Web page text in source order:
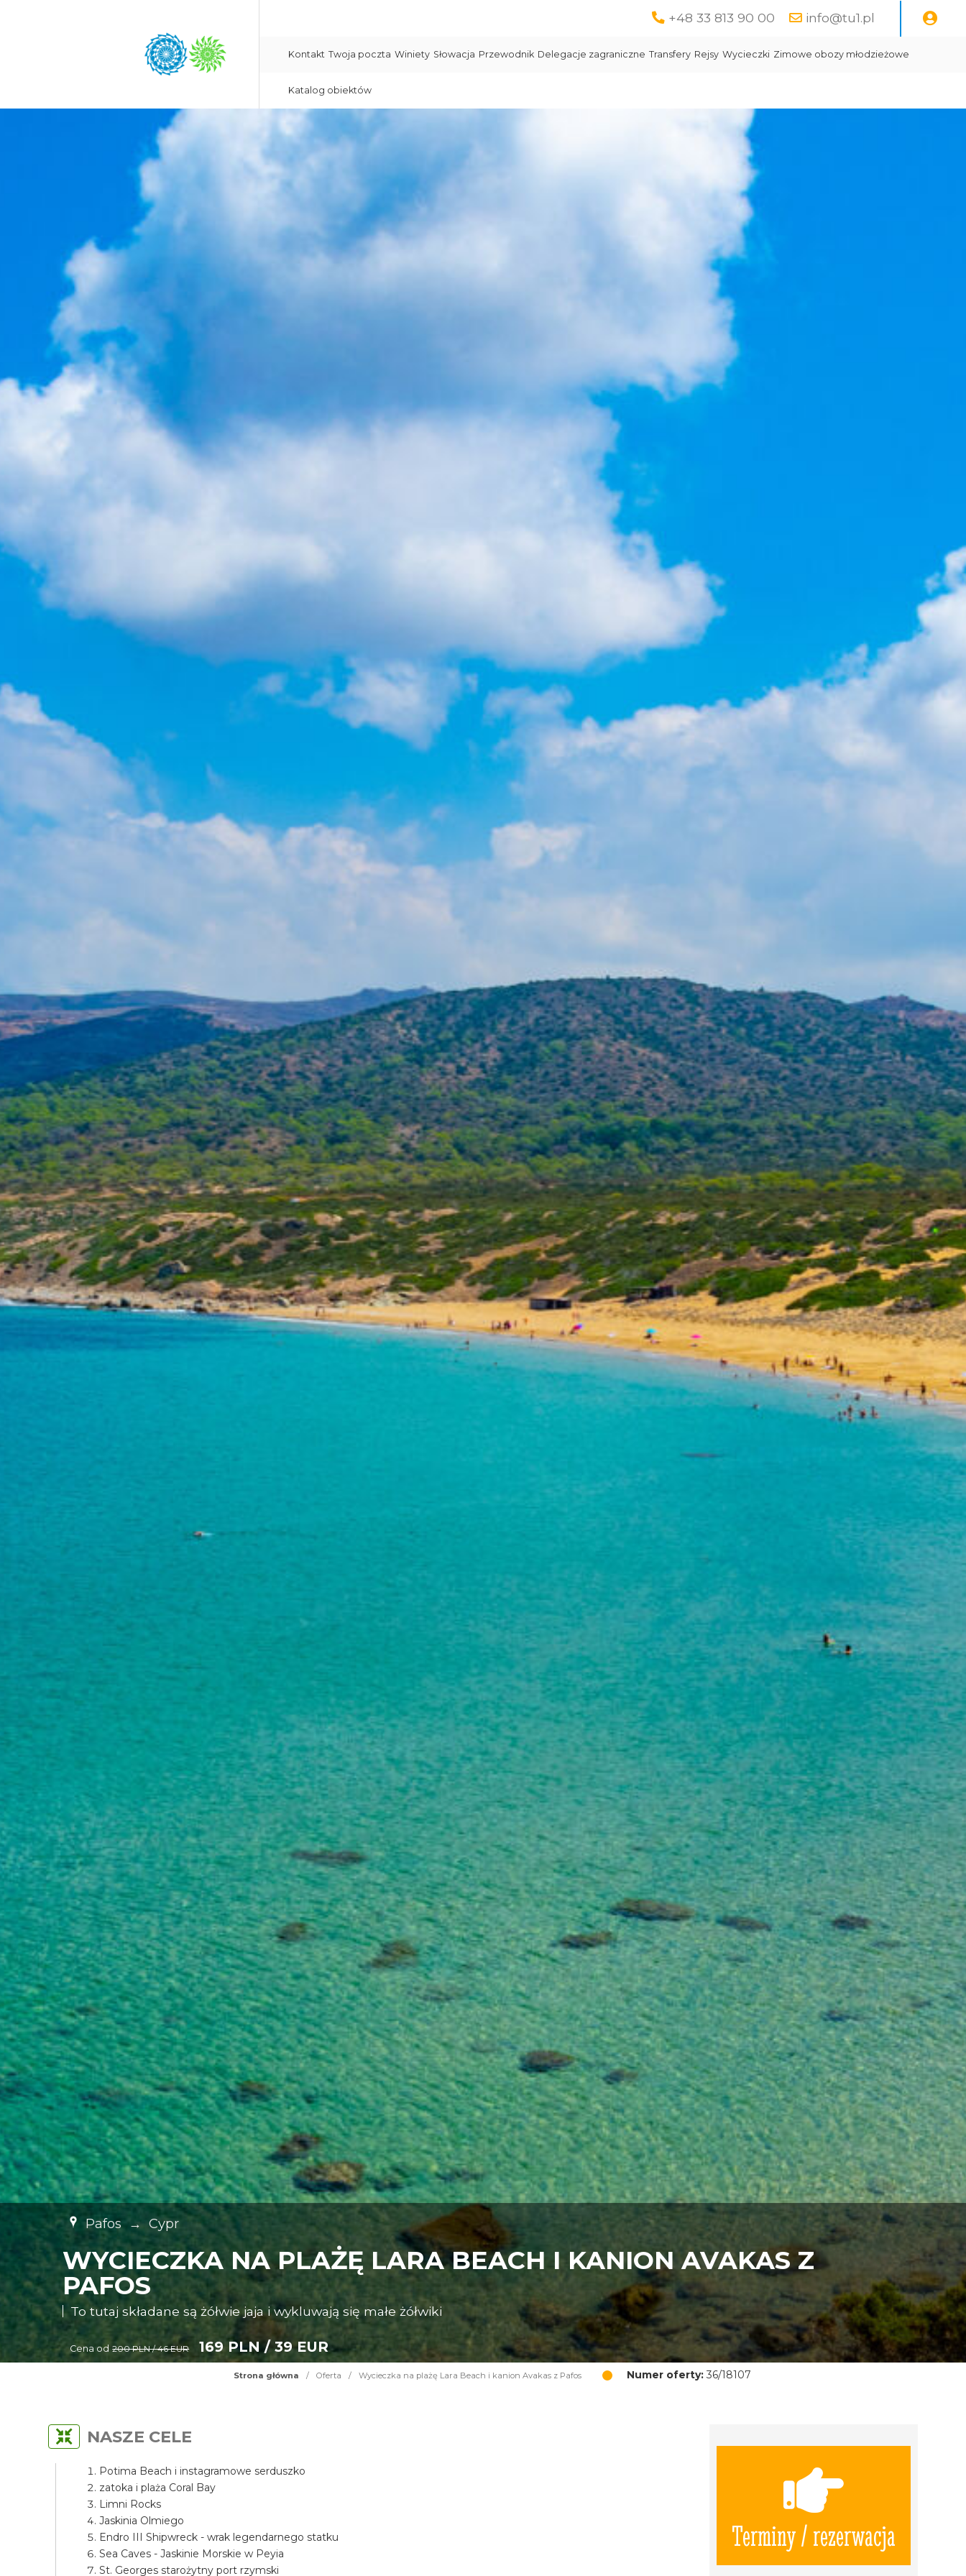
+48 33 813 90 00 info@tu1.pl
Kontakt Twoja poczta Winiety Słowacja Przewodnik Delegacje zagraniczne Transfery Rejsy Wycieczki Zimowe obozy młodzieżowe
Katalog obiektów
Pafos → Cypr
WYCIECZKA NA PLAŻĘ LARA BEACH I KANION AVAKAS Z
PAFOS
To tutaj składane są żółwie jaja i wykluwają się małe żółwiki
Cena od 200 PLN / 46 EUR 169 PLN / 39 EUR
Strona główna / Oferta / Wycieczka na plażę Lara Beach i kanion Avakas z Pafos Numer oferty:36/18107
Terminy / rezerwacja
NASZE CELE
Potima Beach i instagramowe serduszko
zatoka i plaża Coral Bay
Limni Rocks
Jaskinia Olmiego
Endro III Shipwreck - wrak legendarnego statku
Sea Caves - Jaskinie Morskie w Peyia
St. Georges starożytny port rzymski